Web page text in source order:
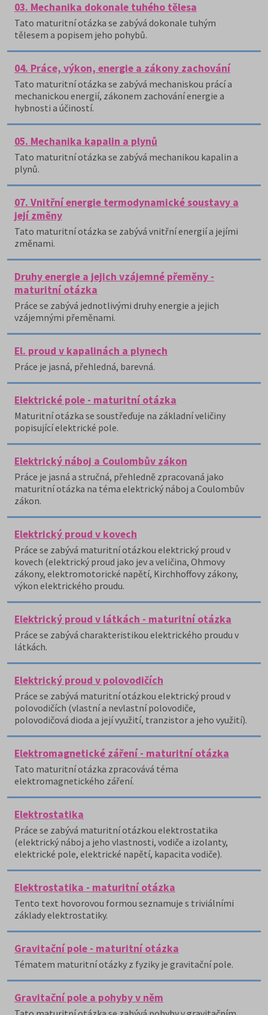
03. Mechanika dokonale tuhého tělesa
Tato maturitní otázka se zabývá dokonale tuhým
tělesem a popisem jeho pohybů.
04. Práce, výkon, energie a zákony zachování
Tato maturitní otázka se zabývá mechaniskou prácí a
mechanickou energií, zákonem zachování energie a
hybnosti a účiností.
05. Mechanika kapalin a plynů
Tato maturitní otázka se zabývá mechanikou kapalin a
plynů.
07. Vnitřní energie termodynamické soustavy a
její změny
Tato maturitní otázka se zabývá vnitřní energií a jejími
změnami.
Druhy energie a jejich vzájemné přeměny -
maturitní otázka
Práce se zabývá jednotlivými druhy energie a jejich
vzájemnými přeměnami.
El. proud v kapalinách a plynech
Práce je jasná, přehledná, barevná.
Elektrické pole - maturitní otázka
Maturitní otázka se soustřeďuje na základní veličiny
popisující elektrické pole.
Elektrický náboj a Coulombův zákon
Práce je jasná a stručná, přehledně zpracovaná jako
maturitní otázka na téma elektrický náboj a Coulombův
zákon.
Elektrický proud v kovech
Práce se zabývá maturitní otázkou elektrický proud v
kovech (elektrický proud jako jev a veličina, Ohmovy
zákony, elektromotorické napětí, Kirchhoffovy zákony,
výkon elektrického proudu.
Elektrický proud v látkách - maturitní otázka
Práce se zabývá charakteristikou elektrického proudu v
látkách.
Elektrický proud v polovodičích
Práce se zabývá maturitní otázkou elektrický proud v
polovodičích (vlastní a nevlastní polovodiče,
polovodičová dioda a její využití, tranzistor a jeho využití).
Elektromagnetické záření - maturitní otázka
Tato maturitní otázka zpracovává téma
elektromagnetického záření.
Elektrostatika
Práce se zabývá maturitní otázkou elektrostatika
(elektrický náboj a jeho vlastnosti, vodiče a izolanty,
elektrické pole, elektrické napětí, kapacita vodiče).
Elektrostatika - maturitní otázka
Tento text hovorovou formou seznamuje s triviálními
základy elektrostatiky.
Gravitační pole - maturitní otázka
Tématem maturitní otázky z fyziky je gravitační pole.
Gravitační pole a pohyby v něm